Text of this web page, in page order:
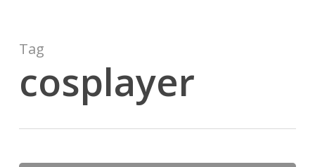
Tag
cosplayer